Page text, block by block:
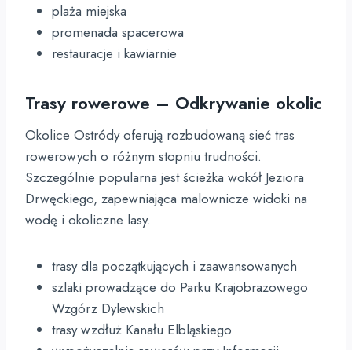
plaża miejska
promenada spacerowa
restauracje i kawiarnie
Trasy rowerowe – Odkrywanie okolic
Okolice Ostródy oferują rozbudowaną sieć tras
rowerowych o różnym stopniu trudności.
Szczególnie popularna jest ścieżka wokół Jeziora
Drwęckiego, zapewniająca malownicze widoki na
wodę i okoliczne lasy.
trasy dla początkujących i zaawansowanych
szlaki prowadzące do Parku Krajobrazowego
Wzgórz Dylewskich
trasy wzdłuż Kanału Elbląskiego